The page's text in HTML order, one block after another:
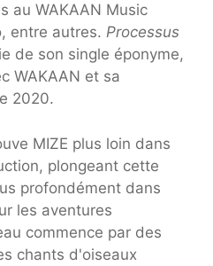
au WAKAAN Music
entre autres. Processus
de son single éponyme,
WAKAAN et sa
2020.
MIZE plus loin dans
plongeant cette
profondément dans
les aventures
commence par des
chants d'oiseaux